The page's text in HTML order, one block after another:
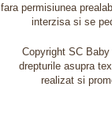
fara permisiunea
interzisa si se
Copyright SC
drepturile asupra
realizat si